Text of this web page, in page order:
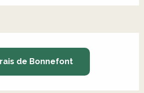
de Bonnefont